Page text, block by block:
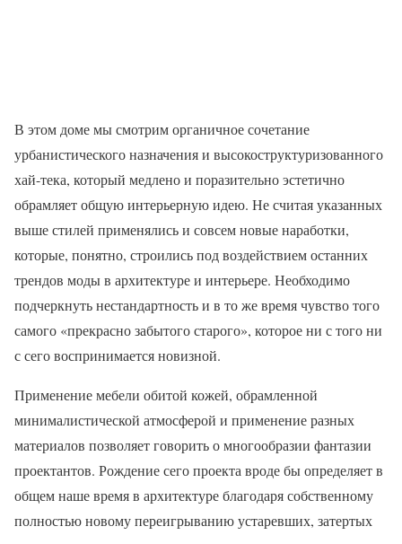
В этом доме мы смотрим органичное сочетание
урбанистического назначения и высокоструктуризованного
хай-тека, который медлено и поразительно эстетично
обрамляет общую интерьерную идею. Не считая указанных
выше стилей применялись и совсем новые наработки,
которые, понятно, строились под воздействием останних
трендов моды в архитектуре и интерьере. Необходимо
подчеркнуть нестандартность и в то же время чувство того
самого «прекрасно забытого старого», которое ни с того ни
с сего воспринимается новизной.
Применение мебели обитой кожей, обрамленной
минималистической атмосферой и применение разных
материалов позволяет говорить о многообразии фантазии
проектантов. Рождение сего проекта вроде бы определяет в
общем наше время в архитектуре благодаря собственному
полностью новому переигрыванию устаревших, затертых